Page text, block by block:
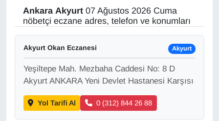
Ankara Akyurt07 Ağustos 2026 Cuma
nöbetçi eczane adres, telefon ve konumları
Akyurt Okan Eczanesi Akyurt
Yeşiltepe Mah. Mezbaha Caddesi No: 8 D
Akyurt ANKARA Yeni Devlet Hastanesi Karşısı
Yol Tarifi Al 0 (312) 844 26 88
EKONOMİ
Eleman
Emlak
En çok konuşulanlar
GENEL